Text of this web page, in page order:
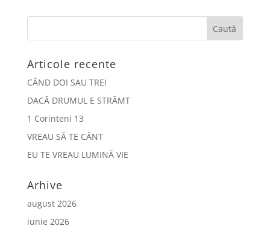
Articole recente
CÂND DOI SAU TREI
DACĂ DRUMUL E STRÂMT
1 Corinteni 13
VREAU SĂ TE CÂNT
EU TE VREAU LUMINĂ VIE
Arhive
august 2026
iunie 2026